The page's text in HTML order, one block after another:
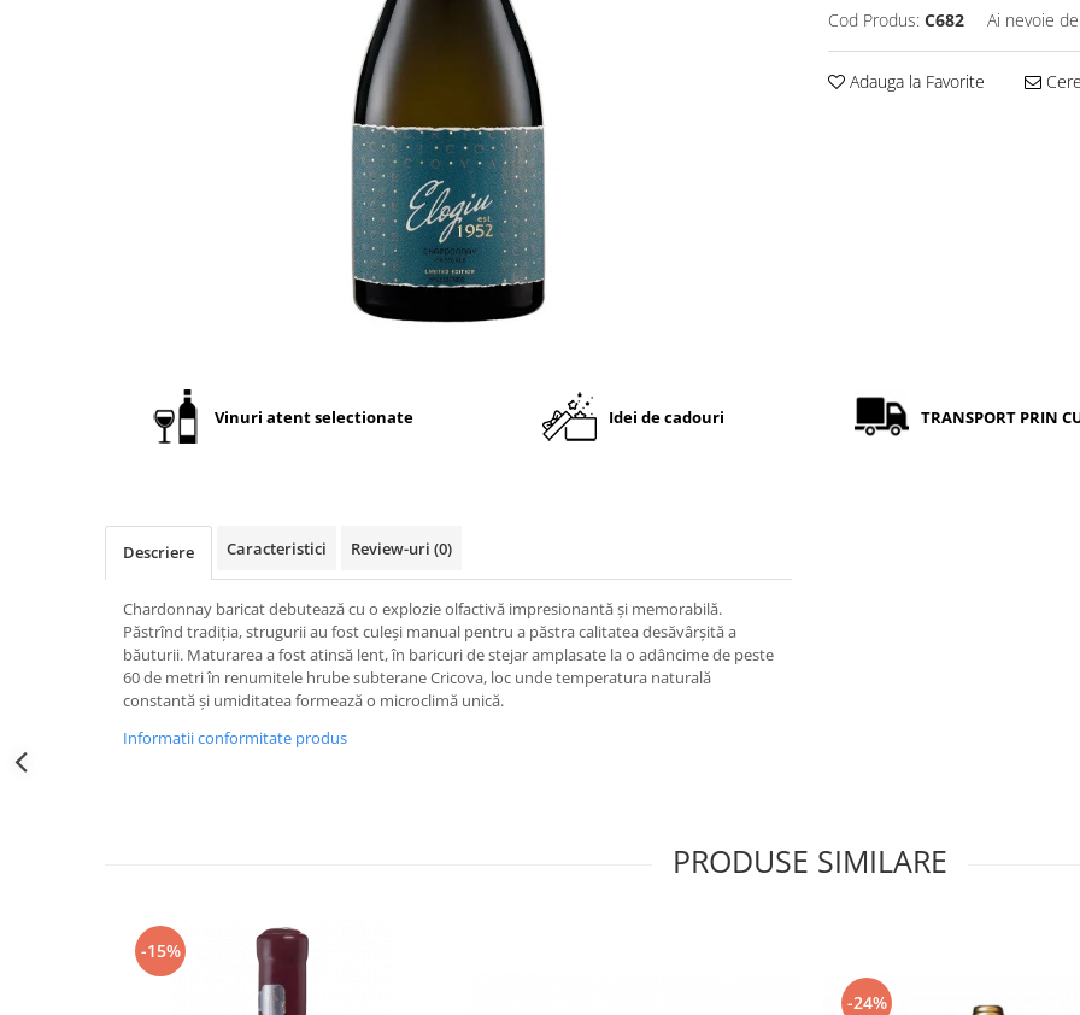
Cod Produs: C682 Ai nevoie
Adauga la Favorite
Vinuri atent selectionate Idei de cadouri TRANSPORT PRIN
Descriere Caracteristici Review-uri (0)
Chardonnay baricat debutează cu o explozie olfactivă impresionantă şi memorabilă.
Păstrînd tradiţia, strugurii au fost culeşi manual pentru a păstra calitatea desăvârşită a
băuturii. Maturarea a fost atinsă lent, în baricuri de stejar amplasate la o adâncime de peste
60 de metri în renumitele hrube subterane Cricova, loc unde temperatura naturală
constantă și umiditatea formează o microclimă unică.
Informatii conformitate produs
PRODUSE SIMILARE
-15%
-24%